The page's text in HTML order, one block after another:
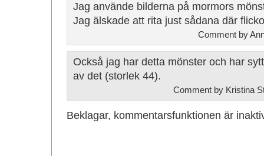
Jag använde bilderna på mormors
Jag älskade att rita just sådana där
Comment by
Också jag har detta mönster och har
av det (storlek 44).
Comment by Kristina
Beklagar, kommentarsfunktionen är